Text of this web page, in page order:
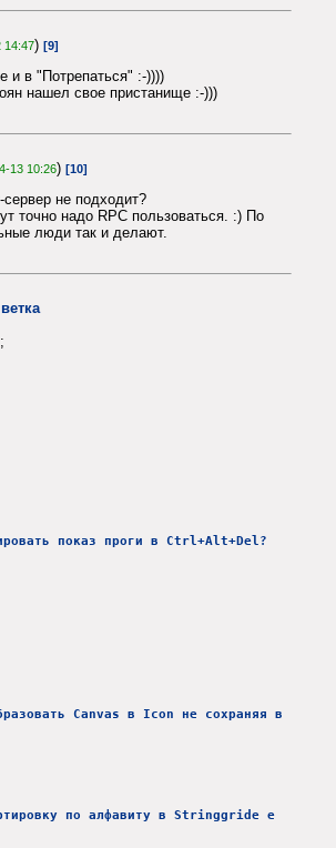
14:47) [9]
и в "Потрепаться" :-))))
нашел свое пристанище :-)))
13 10:26) [10]
сервер не подходит?
точно надо RPC пользоваться. :) По
люди так и делают.
;
показ проги в Ctrl+Alt+Del?
Canvas в Icon не сохраняя в
по алфавиту в Stringgride e